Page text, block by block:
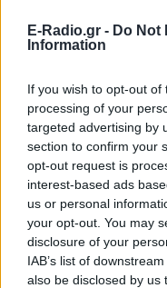
E-Radio.gr - Do Not
Information
If you wish to opt-out
processing of your
targeted advertising by
section to confirm your
opt-out request is
interest-based ads
us or personal
your opt-out. You may
disclosure of your
IAB’s list of
also be disclosed by us